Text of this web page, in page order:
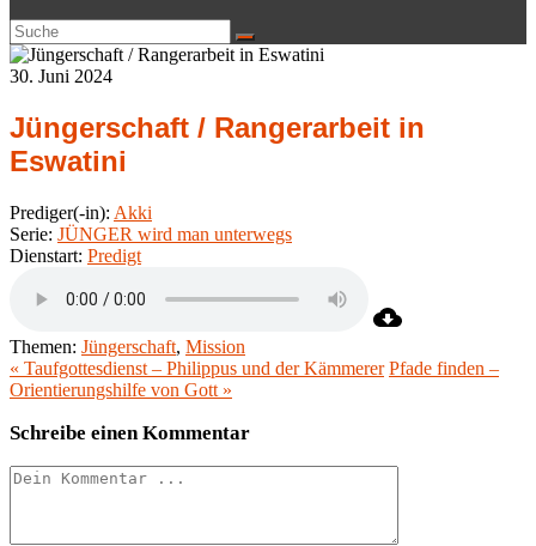
30. Juni 2024
Jüngerschaft / Rangerarbeit in
Eswatini
Prediger(-in): Akki
Serie: JÜNGER wird man unterwegs
Dienstart: Predigt
Themen: Jüngerschaft, Mission
« Taufgottesdienst – Philippus und der Kämmerer Pfade finden –
Orientierungshilfe von Gott »
Schreibe einen Kommentar
Kommentieren